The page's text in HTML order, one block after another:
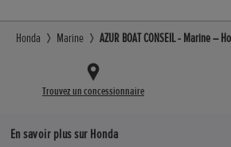
Honda Marine AZUR BOAT CONSEIL - Marine –
Trouvez un concessionnaire
En savoir plus sur Honda